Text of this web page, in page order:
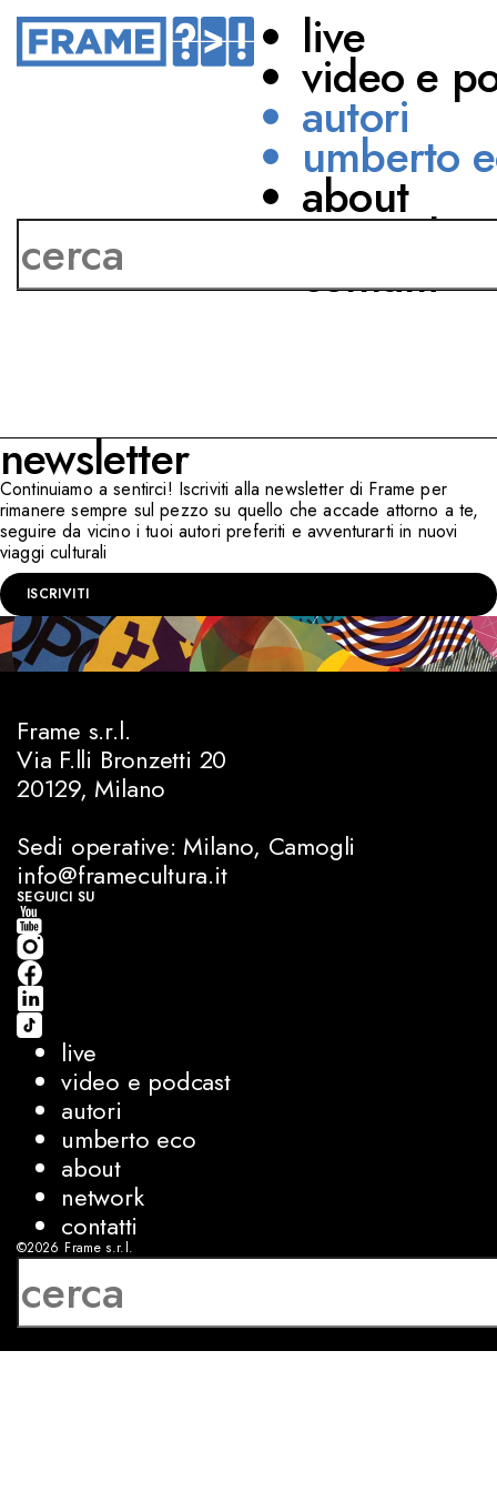
live
video e
autori
umberto
about
network
contatti
Pierluigi Vaccaneo
newsletter
Continuiamo a sentirci! Iscriviti alla newsletter di Frame per
rimanere sempre sul pezzo su quello che accade attorno a te,
seguire da vicino i tuoi autori preferiti e avventurarti in nuovi
viaggi culturali
ISCRIVITI
Frame s.r.l.
Via F.lli Bronzetti 20
20129, Milano
Sedi operative: Milano, Camogli
info@framecultura.it
SEGUICI SU
live
video e podcast
autori
umberto eco
about
network
contatti
©2026 Frame s.r.l.
P.IVA 08927250962
sviluppo:Luca Bunino